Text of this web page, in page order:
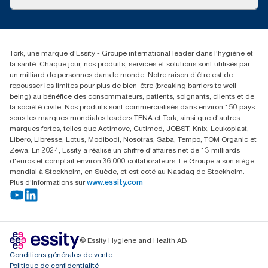
Réclamation pour distributeurs
02 766 05 30
Essity Belgium NV
Berkenlaan 8B
1831 MACHELEN
Tork, une marque d'Essity - Groupe international leader dans l'hygiène et
la santé. Chaque jour, nos produits, services et solutions sont utilisés par
un milliard de personnes dans le monde. Notre raison d’être est de
repousser les limites pour plus de bien-être (breaking barriers to well-
being) au bénéfice des consommateurs, patients, soignants, clients et de
la société civile. Nos produits sont commercialisés dans environ 150 pays
sous les marques mondiales leaders TENA et Tork, ainsi que d'autres
marques fortes, telles que Actimove, Cutimed, JOBST, Knix, Leukoplast,
Libero, Libresse, Lotus, Modibodi, Nosotras, Saba, Tempo, TOM Organic et
Zewa. En 2024, Essity a réalisé un chiffre d'affaires net de 13 milliards
d'euros et comptait environ 36.000 collaborateurs. Le Groupe a son siège
mondial à Stockholm, en Suède, et est coté au Nasdaq de Stockholm.
Plus d’informations sur www.essity.com
© Essity Hygiene and Health AB
Conditions générales de vente
Politique de confidentialité